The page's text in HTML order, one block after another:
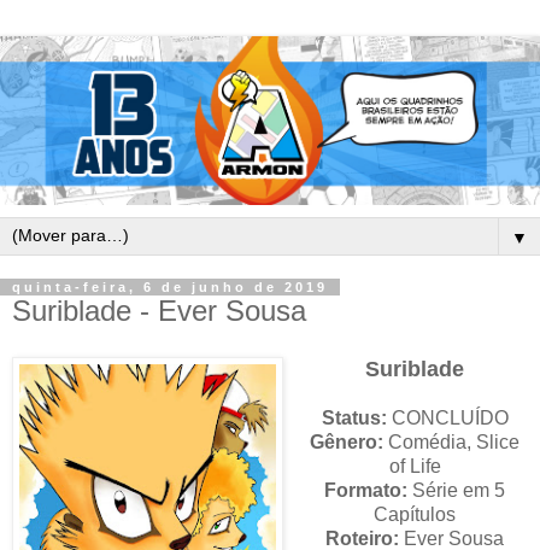
▼
quinta-feira, 6 de junho de 2019
Suriblade - Ever Sousa
Suriblade
Status: CONCLUÍDO
Gênero: Comédia, Slice
of Life
Formato: Série em 5
Capítulos
Roteiro: Ever Sousa